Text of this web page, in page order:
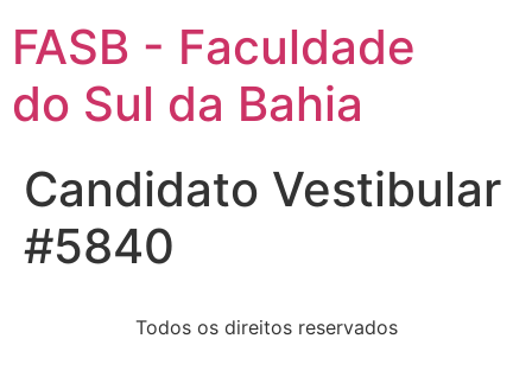
FASB - Faculdade
do Sul da Bahia
Candidato Vestibular
#5840
Todos os direitos reservados